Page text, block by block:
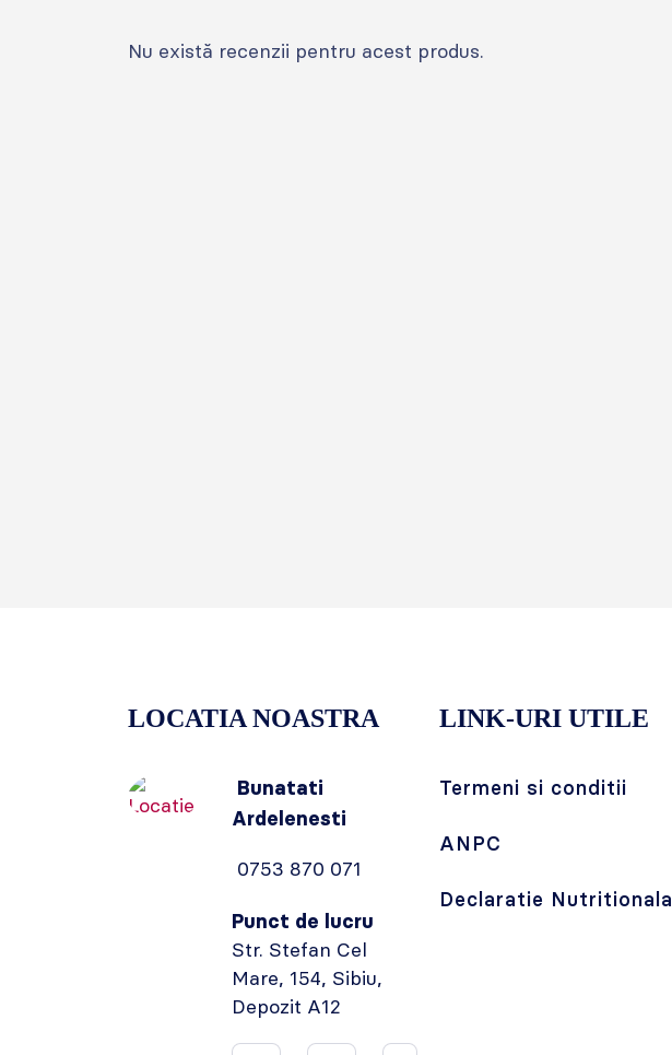
Nu există recenzii pentru acest produs.
LOCATIA NOASTRA
Bunatati
Ardelenesti
0753 870 071
Punct de lucru
Str. Stefan Cel
Mare, 154, Sibiu,
Depozit A12
LINK-URI UTILE
Termeni si conditii
ANPC
Declaratie Nutritionala